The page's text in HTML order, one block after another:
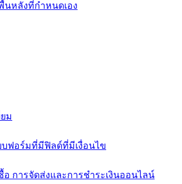
นหลังที่กำหนดเอง
ม
ฟอร์มที่มีฟิลด์ที่มีเงื่อนไข
การจัดส่งและการชำระเงินออนไลน์